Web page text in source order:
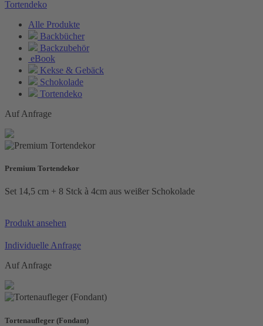
Tortendeko
Alle Produkte
Backbücher
Backzubehör
eBook
Kekse & Gebäck
Schokolade
Tortendeko
Auf Anfrage
Premium Tortendekor
Set 14,5 cm + 8 Stck à 4cm aus weißer Schokolade
Produkt ansehen
Individuelle Anfrage
Auf Anfrage
Tortenaufleger (Fondant)